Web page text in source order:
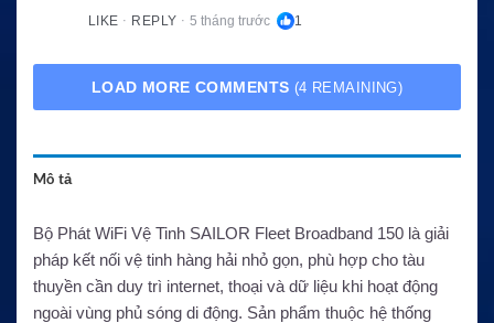
LIKE · REPLY · 5 tháng trước 1
LOAD MORE COMMENTS (4 REMAINING)
Mô tả
Bộ Phát WiFi Vệ Tinh SAILOR Fleet Broadband 150 là giải
pháp kết nối vệ tinh hàng hải nhỏ gọn, phù hợp cho tàu
thuyền cần duy trì internet, thoại và dữ liệu khi hoạt động
ngoài vùng phủ sóng di động. Sản phẩm thuộc hệ thống